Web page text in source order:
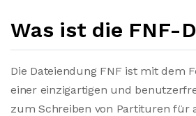
Was ist die FNF-
Die Dateiendung FNF ist mit dem
einer einzigartigen und
zum Schreiben von Partituren für